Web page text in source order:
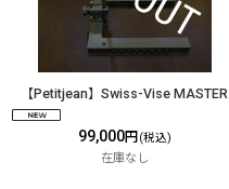
【Petitjean】Swiss-Vise MASTER
99,000円 (税込)
在庫なし